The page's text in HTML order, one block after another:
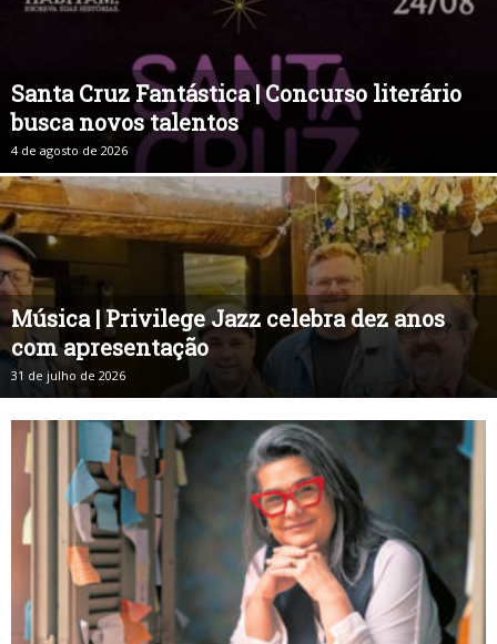
Santa Cruz Fantástica | Concurso literário
busca novos talentos
4 de agosto de 2026
Música | Privilege Jazz celebra dez anos
com apresentação
31 de julho de 2026